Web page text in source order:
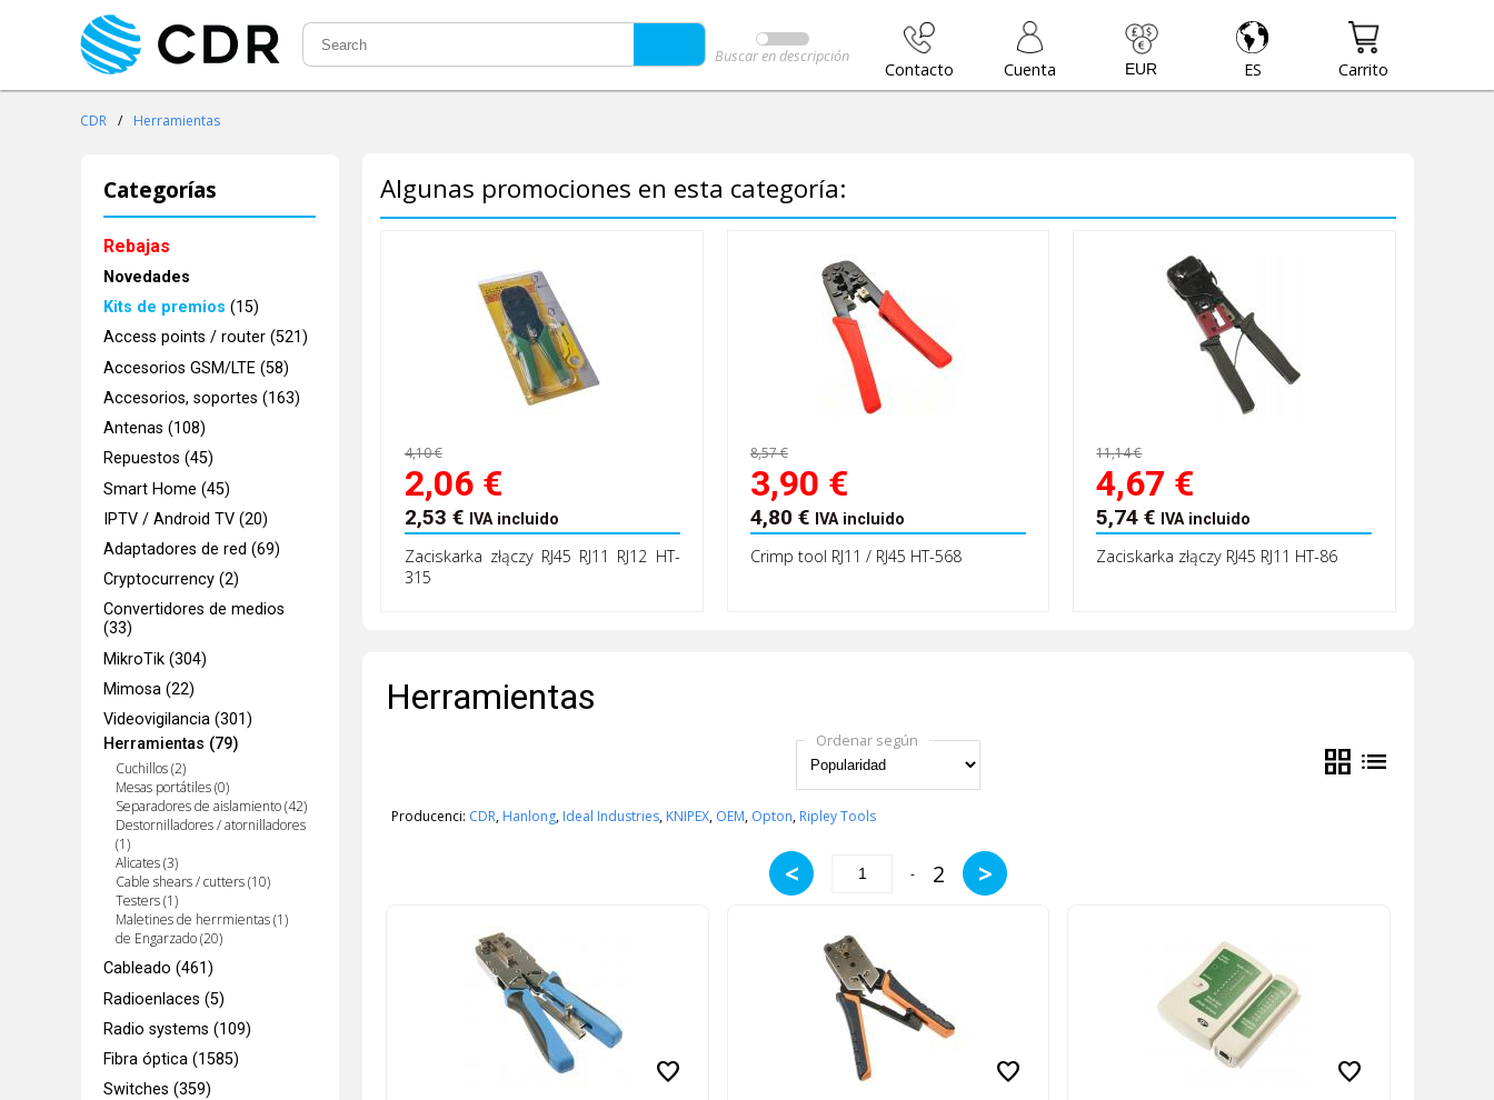
Buscar en descripción
Contacto Cuenta ES Carrito
CDR / Herramientas
Categorías
Rebajas
Novedades
Kits de premios (15)
Access points / router (521)
Accesorios GSM/LTE (58)
Accesorios, soportes (163)
Antenas (108)
Repuestos (45)
Smart Home (45)
IPTV / Android TV (20)
Adaptadores de red (69)
Cryptocurrency (2)
Convertidores de medios
(33)
MikroTik (304)
Mimosa (22)
Videovigilancia (301)
Herramientas (79)
Cuchillos (2)
Mesas portátiles (0)
Separadores de aislamiento (42)
Destornilladores / atornilladores
(1)
Alicates (3)
Cable shears / cutters (10)
Testers (1)
Maletines de herrmientas (1)
de Engarzado (20)
Cableado (461)
Radioenlaces (5)
Radio systems (109)
Fibra óptica (1585)
Switches (359)
Algunas promociones en esta categoría:
4,10 €
2,06€
2,53 € IVA incluido
Zaciskarka złączy RJ45 RJ11 RJ12 HT-
315
8,57 €
3,90 €
4,80 € IVA incluido
Crimp tool RJ11 / RJ45 HT-568
11,14 €
4,67 €
5,74 € IVA incluido
Zaciskarka złączy RJ45 RJ11 HT-86
Herramientas
Ordenar según
grid_view list
Producenci: CDR, Hanlong, Ideal Industries, KNIPEX, OEM, Opton, Ripley Tools
< - 2 >
favorite favorite favorite